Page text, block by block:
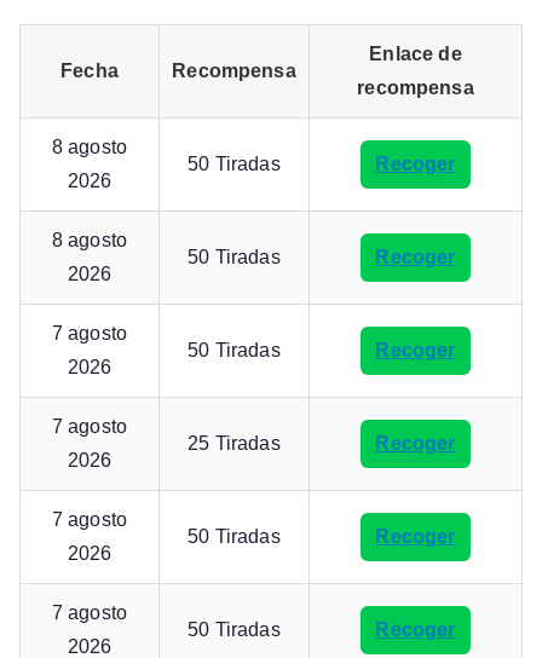
Fecha Recompensa
Enlace de
recompensa
8 agosto
2026
50 Tiradas Recoger
8 agosto
2026
50 Tiradas Recoger
7 agosto
2026
50 Tiradas Recoger
7 agosto
2026
25 Tiradas Recoger
7 agosto
2026
50 Tiradas Recoger
7 agosto
2026
50 Tiradas Recoger